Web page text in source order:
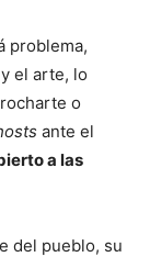
problema,
el arte, lo
o
ante el
a las
del pueblo, su